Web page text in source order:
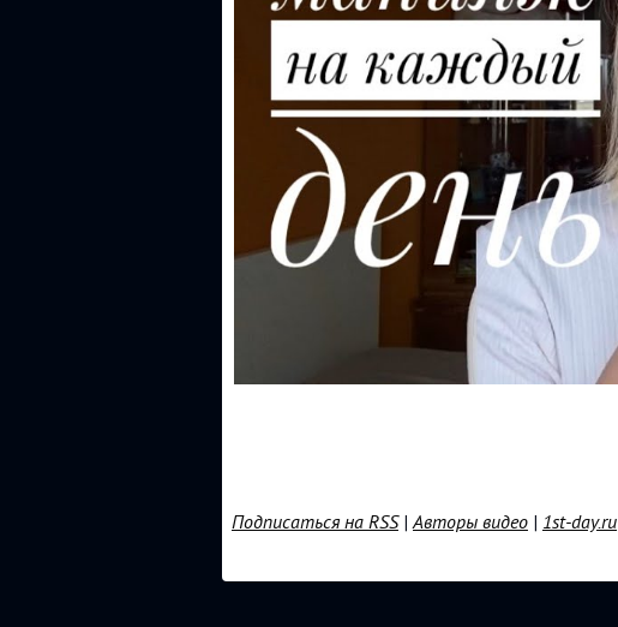
Подписаться на RSS|Авторы видео | 1st-day.ru